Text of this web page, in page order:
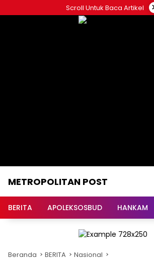
ke
Scroll Untuk Baca Artikel
METROPOLITAN POST
BERITA APOLEKSOSBUD HANKAM
Beranda BERITA Nasional